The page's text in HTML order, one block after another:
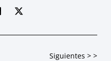
Siguientes > >